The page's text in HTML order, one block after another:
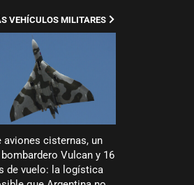
aviones cisternas, un
Vulcan y 16
de vuelo: la logística
VEHÍCULOS MILITARES